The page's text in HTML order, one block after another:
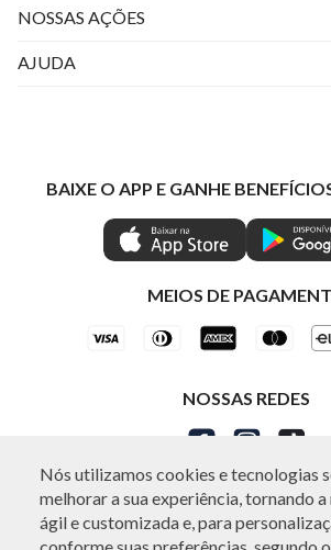
Nós utilizamos cookies e tecnologias
melhorar a sua experiência, tornando a
ágil e customizada e, para
Quem Somos
Painel de Privacidade
Gestão de Preferências
NOSSAS AÇÕES
Livelo
IND CASHBACK
AJUDA
Trocas e Devoluções
Regulamentos
Seja Um Revendedor
Shop by WhatsApp Individual
BAIXE O APP E GANHE
MEIOS DE
NOSSAS REDES